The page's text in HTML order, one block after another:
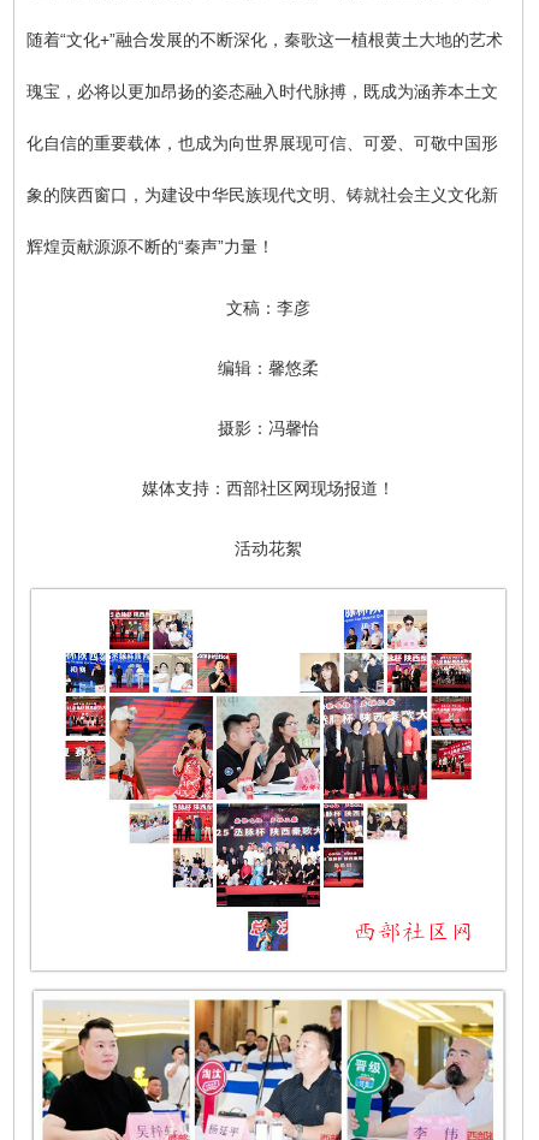
随着“文化+”融合发展的不断深化，秦歌这一植根黄土大地的艺术
瑰宝，必将以更加昂扬的姿态融入时代脉搏，既成为涵养本土文
化自信的重要载体，也成为向世界展现可信、可爱、可敬中国形
象的陕西窗口，为建设中华民族现代文明、铸就社会主义文化新
辉煌贡献源源不断的“秦声”力量！
文稿：李彦
编辑：馨悠柔
摄影：冯馨怡
媒体支持：西部社区网现场报道！
活动花絮